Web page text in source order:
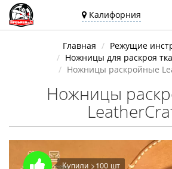
Калифорния
Калифорния
Угадали?
Главная
Режущие
Ножницы для раскроя
Ножницы раскройные
Ножницы
Купили >100 шт